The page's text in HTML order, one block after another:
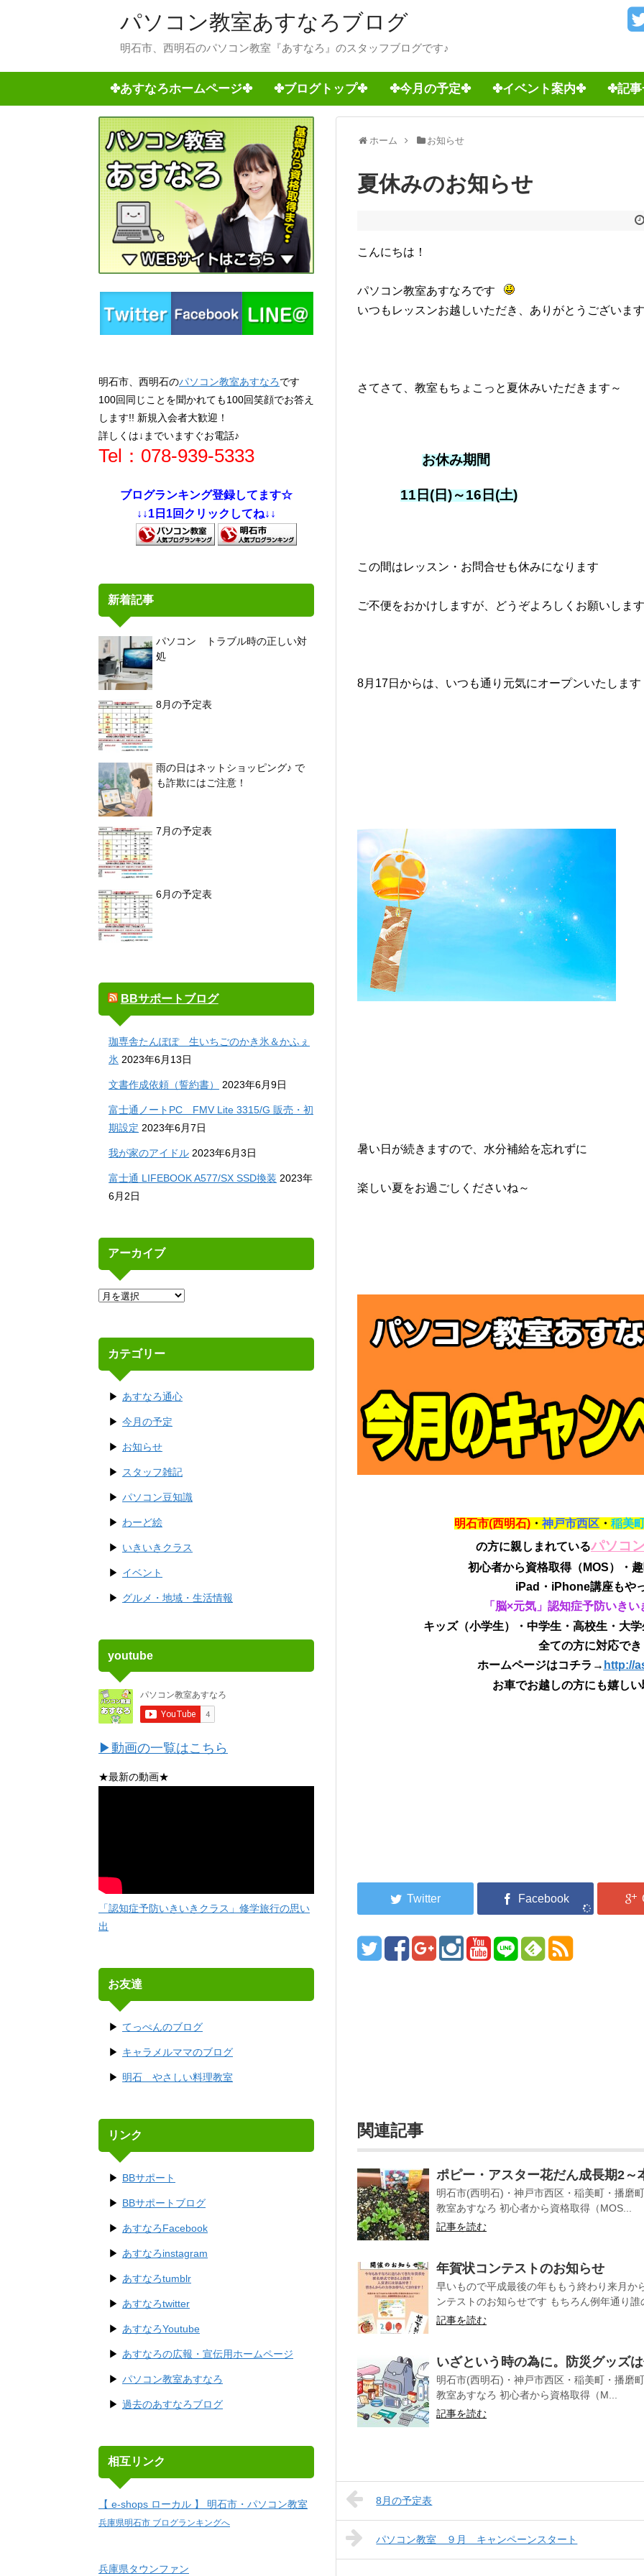
パソコン教室あすなろブログ
明石市、西明石のパソコン教室『あすなろ』のスタッフブログです♪
✤あすなろホームページ✤ ✤ブログトップ✤ ✤今月の予定✤ ✤イベント案内✤ ✤記
ホーム お知らせ
夏休みのお知らせ
こんにちは！
パソコン教室あすなろです
いつもレッスンお越しいただき、ありがとうございま
さてさて、教室もちょこっと夏休みいただきます～
お休み期間
11日(日)～16日(土)
この間はレッスン・お問合せも休みになります
ご不便をおかけしますが、どうぞよろしくお願いします
8月17日からは、いつも通り元気にオープンいたします
暑い日が続きますので、水分補給を忘れずに
楽しい夏をお過ごしくださいね～
明石市(西明石) ・神戸市西区 ・ 稲美
の方に親しまれているパソコ
初心者から資格取得（MOS）・
iPad・iPhone講座もや
「脳×元気」認知症予防いき
キッズ（小学生）・中学生・高校生・大
全ての方に対応で
ホームページはコチラ→ http://
お車でお越しの方にも嬉し
関連記事
ポピー・アスター花だん成長期2～
明石市(西明石)・神戸市西区・稲美町・播磨
教室あすなろ 初心者から資格取得（MOS...
記事を読む
年賀状コンテストのお知らせ
早いもので平成最後の年ももう終わり来月
ンテストのお知らせです もちろん例年通り誰
記事を読む
いざという時の為に。防災グッズ
明石市(西明石)・神戸市西区・稲美町・播磨
教室あすなろ 初心者から資格取得（M...
記事を読む
8月の予定表
パソコン教室 ９月 キャンペーンスタート
明石市、西明石のパソコン教室あすなろです
100回同じことを聞かれても100回笑顔でお答え
します!! 新規入会者大歓迎！
詳しくは↓までいますぐお電話♪
Tel：078-939-5333
ブログランキング登録してます☆
↓↓1日1回クリックしてね↓↓
新着記事
パソコン トラブル時の正しい対
処
8月の予定表
雨の日はネットショッピング♪ で
も詐欺にはご注意！
7月の予定表
6月の予定表
BBサポートブログ
珈専舎たんぽぽ 生いちごのかき氷＆かふぇ
氷 2023年6月13日
文書作成依頼（誓約書） 2023年6月9日
富士通ノートPC FMV Lite 3315/G 販売・初
期設定 2023年6月7日
我が家のアイドル 2023年6月3日
富士通 LIFEBOOK A577/SX SSD換装 2023年
6月2日
アーカイブ
カテゴリー
あすなろ通心
今月の予定
お知らせ
スタッフ雑記
パソコン豆知識
わーど絵
いきいきクラス
イベント
グルメ・地域・生活情報
youtube
▶動画の一覧はこちら
★最新の動画★
「認知症予防いきいきクラス」修学旅行の思い
出
お友達
てっぺんのブログ
キャラメルママのブログ
明石 やさしい料理教室
リンク
BBサポート
BBサポートブログ
あすなろFacebook
あすなろinstagram
あすなろtumblr
あすなろtwitter
あすなろYoutube
あすなろの広報・宣伝用ホームページ
パソコン教室あすなろ
過去のあすなろブログ
相互リンク
【 e-shops ローカル 】 明石市・パソコン教室
兵庫県明石市 ブログランキングへ
兵庫県タウンファン